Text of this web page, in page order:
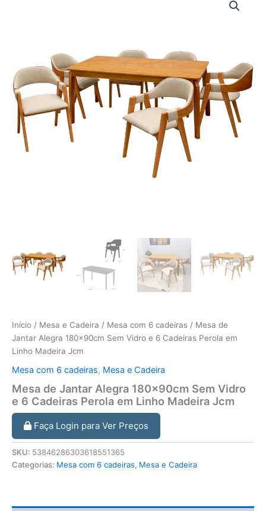
Início / Mesa e Cadeira / Mesa com 6 cadeiras / Mesa de
Jantar Alegra 180x90cm Sem Vidro e 6 Cadeiras Perola em
Linho Madeira Jcm
Mesa com 6 cadeiras, Mesa e Cadeira
Mesa de Jantar Alegra 180x90cm Sem Vidro
e 6 Cadeiras Perola em Linho Madeira Jcm
Faça Login para Ver Preços
SKU: 53846286303618551365
Categorias: Mesa com 6 cadeiras, Mesa e Cadeira